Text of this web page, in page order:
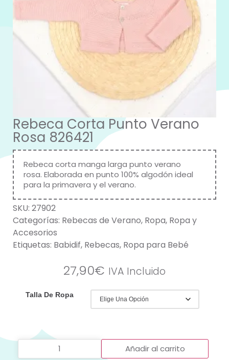
Rebeca Corta Punto Verano
Rosa 826421
Rebeca corta manga larga punto verano
rosa. Elaborada en punto 100% algodón ideal
para la primavera y el verano.
SKU: 27902
Categorías: Rebecas de Verano, Ropa, Ropa y
Accesorios
Etiquetas: Babidif, Rebecas, Ropa para Bebé
27,90€ IVA Incluido
Talla De Ropa
Añadir al carrito